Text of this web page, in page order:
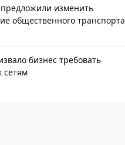
предложили изменить
общественного транспорта
бизнес требовать
сетям